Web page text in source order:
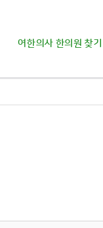
여한의사 한의원 찾기